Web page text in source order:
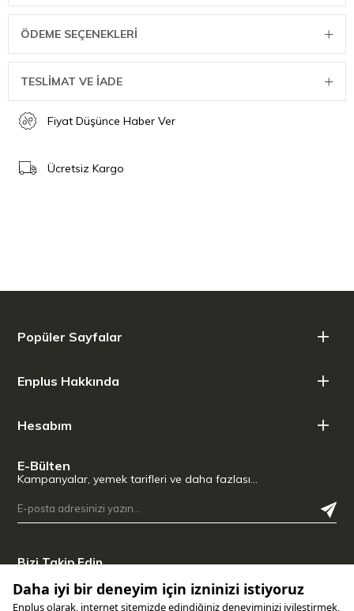
ÖDEME SEÇENEKLERI
TESLİMAT VE İADE
Fiyat Düşünce Haber Ver
Ücretsiz Kargo
Popüler Sayfalar
Enplus Hakkında
Hesabım
E-Bülten
Kampanyalar, yemek tarifleri ve daha fazlası…
Bizi Takip Edin